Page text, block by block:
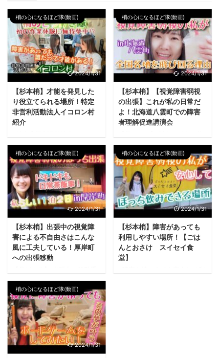
梢の心になるほど隊(動画)
2024/1/31
【杉本梢】才能を発見した
り役立てられる場所！特定
非営利活動法人イコロン村
紹介
村の体験: 杉本こずえが特定非
営利活動法人イコロン村を訪
れ、羊毛のゴミ取りや菓子箱
の組み立てなど、実際に作業
を体験し、利用者の方々にイ
ンタビューを行っています。
作業の多様性: 特定非営利活動
法人イコロン村では、季節に
よって作業内容が変わり、羊
毛の加工から菓子箱の組み立
て、豆の選別作業など、多様
な作業が行われていました。
利用者の夢と目標: 利用者たち
ロン村での作業を通じて様々
な技術を学びながら、自分の
夢や目標に向かって努力して
います。エン ...
梢の心になるほど隊(動画)
2024/1/31
【杉本梢】【視覚障害弱視
の出張】これが私の日常だ
よ！北海道八雲町での障害
者理解促進講演会
海道八雲町での障害者理解促
進講演会に参加し、障害への
理解と心のバリアフリーを広
めることを主な活動としてい
ます。 杉本こずえは全国各地
を自ら訪れ、様々な地域で障
害者雇用、福祉、障害自己理
解などについて講演し、実際
の経験やデータを基にした根
拠ある情報提供を心掛けてい
ます。 出張中には、地元の食
文化を楽しむことも杉本こず
えの日常の一部であり、八雲
地元食堂の丼を堪能しまし
梢の心になるほど隊(動画)
2024/1/31
【杉本梢】出張中の視覚障
害による不自由さはこんな
風に工夫している！厚岸町
への出張移動
段と障害への対応: 杉本こずえ
は北海道の厚岸町へ講演会の
依頼で出張し、JRを使用して
の移動では、視覚障害による
情報確認の難しさや乗り換え
の際の不安など、障害がある
からこその困難に直面しまし
た。それらを乗り越えるため
にスマホで情報を拡大して確
梢の心になるほど隊(動画)
2024/1/31
【杉本梢】障害があっても
利用しやすい場所！【ごは
んとおさけ スイセイ食
堂】
梢の心になるほど隊(動画)
2024/1/31